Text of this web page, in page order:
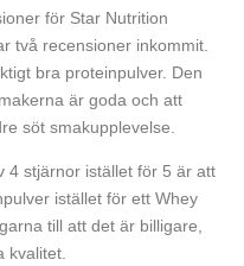
för Star Nutrition
två recensioner inkommit.
bra proteinpulver. Den
är goda och att
söt smakupplevelse.
4 stjärnor istället för 5 är att
istället för ett Whey
till att det är billigare,
kvalitet.